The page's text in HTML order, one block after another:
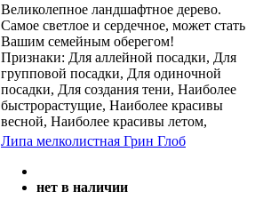
Великолепное ландшафтное дерево.
Самое светлое и сердечное, может стать
Вашим семейным оберегом!
Признаки: Для аллейной посадки, Для
групповой посадки, Для одиночной
посадки, Для создания тени, Наиболее
быстрорастущие, Наиболее красивы
весной, Наиболее красивы летом,
Липа мелколистная Грин Глоб
нет в наличии